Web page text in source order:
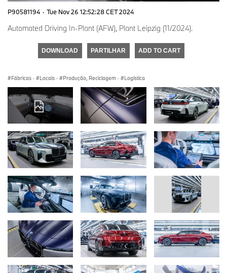
P90581194 · Tue Nov 26 12:52:28 CET 2024
Automated Driving In-Plant (AFW), Plant Leipzig (11/2024).
DOWNLOAD PARTILHAR ADD TO CART
Fábricas · Locais · Produção, Reciclagem · Logística